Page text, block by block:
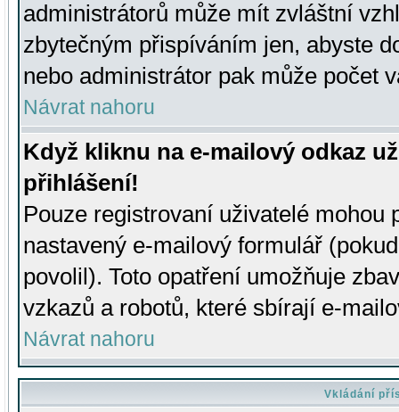
administrátorů může mít zvláštní
zbytečným přispíváním jen, abyste
nebo administrátor pak může počet
Návrat nahoru
Když kliknu na e-mailový odkaz
přihlášení!
Pouze registrovaní uživatelé mohou
nastavený e-mailový formulář
povolil). Toto opatření umožňuje
vzkazů a robotů, které sbírají e-
Návrat nahoru
Vkládání